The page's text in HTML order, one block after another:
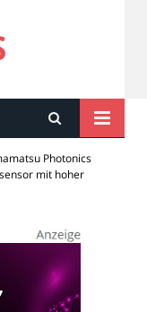
Photonics
mit hoher